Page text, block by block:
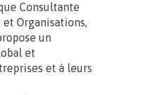
Consultante
Organisations,
un
et
et à leurs